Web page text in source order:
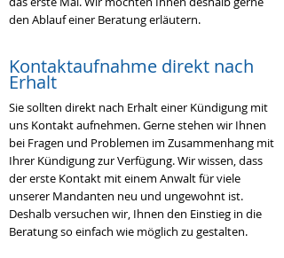
den Ablauf einer Beratung erläutern.
Kontaktaufnahme direkt nach
Erhalt
Sie sollten direkt nach Erhalt einer Kündigung mit
uns Kontakt aufnehmen. Gerne stehen wir Ihnen
bei Fragen und Problemen im Zusammenhang mit
Ihrer Kündigung zur Verfügung. Wir wissen, dass
der erste Kontakt mit einem Anwalt für viele
unserer Mandanten neu und ungewohnt ist.
Deshalb versuchen wir, Ihnen den Einstieg in die
Beratung so einfach wie möglich zu gestalten.